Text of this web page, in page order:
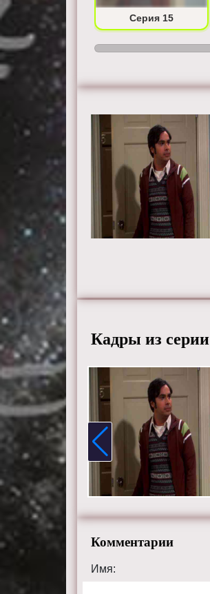
14 Серия 15
Кадры из серии
Комментарии
Имя: